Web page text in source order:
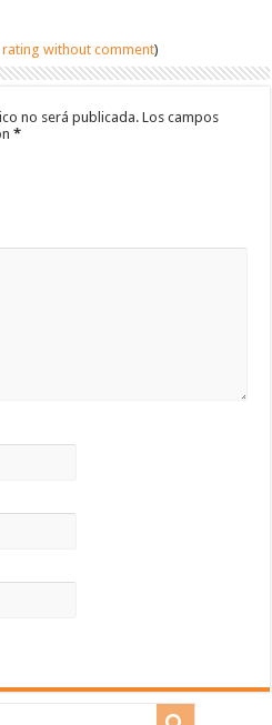
rating without comment)
no será publicada. Los campos
*